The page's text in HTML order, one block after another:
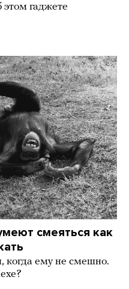
этом гаджете
смеяться как
когда ему не смешно.